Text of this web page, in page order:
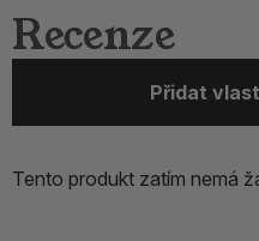
Recenze
Přidat
Tento produkt zatím nemá